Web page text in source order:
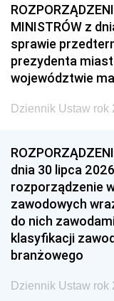
MINISTRÓW z
sprawie
prezydenta
województwie
Dziennik Ustaw rok
dnia 30 lipca
rozporządzenie
zawodowych
do nich
klasyfikacji
branżowego
Dziennik Ustaw rok